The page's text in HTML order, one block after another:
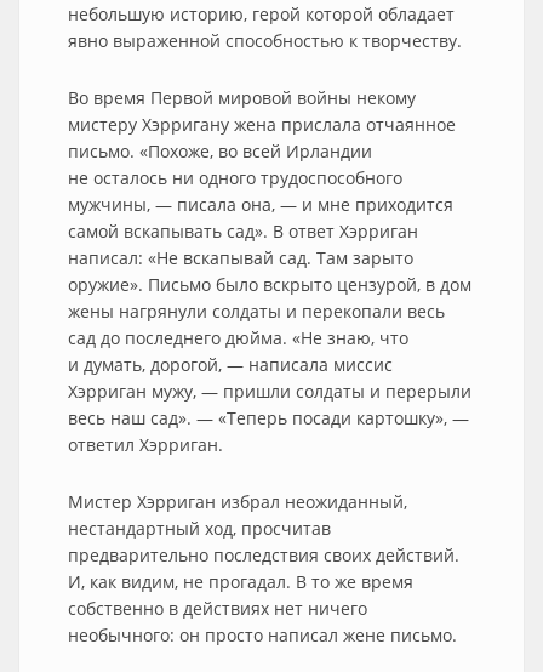
небольшую историю, герой которой обладает
явно выраженной способностью к творчеству.
Во время Первой мировой войны некому
мистеру Хэрригану жена прислала отчаянное
письмо. «Похоже, во всей Ирландии
не осталось ни одного трудоспособного
мужчины, — писала она, — и мне приходится
самой вскапывать сад». В ответ Хэрриган
написал: «Не вскапывай сад. Там зарыто
оружие». Письмо было вскрыто цензурой, в дом
жены нагрянули солдаты и перекопали весь
сад до последнего дюйма. «Не знаю, что
и думать, дорогой, — написала миссис
Хэрриган мужу, — пришли солдаты и перерыли
весь наш сад». — «Теперь посади картошку», —
ответил Хэрриган.
Мистер Хэрриган избрал неожиданный,
нестандартный ход, просчитав
предварительно последствия своих действий.
И, как видим, не прогадал. В то же время
собственно в действиях нет ничего
необычного: он просто написал жене письмо.